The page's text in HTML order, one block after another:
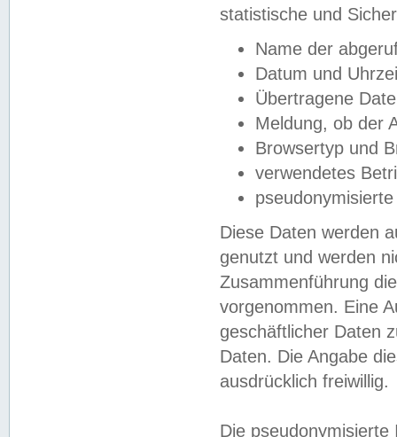
statistische und
Name der
Datum und
Übertragene
Meldung, ob der
Browsertyp und
verwendetes
Diese Daten werden
genutzt und werden
Zusammenführung
vorgenommen. Eine
geschäftlicher Daten
Daten. Die Angabe
ausdrücklich freiwillig.
Die